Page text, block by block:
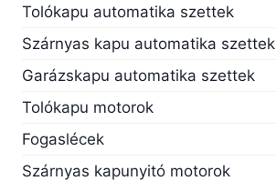
Tolókapu automatika szettek
Szárnyas kapu automatika szettek
Garázskapu automatika szettek
Tolókapu motorok
Fogaslécek
Szárnyas kapunyitó motorok